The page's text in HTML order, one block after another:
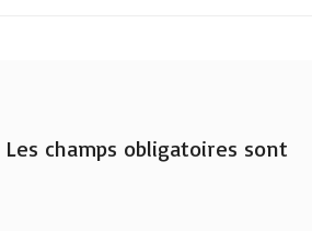
Les champs obligatoires sont